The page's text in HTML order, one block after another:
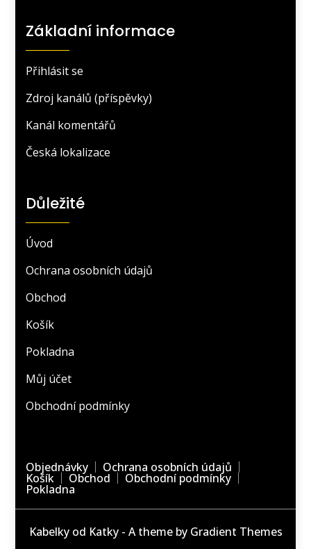
Základní informace
Přihlásit se
Zdroj kanálů (příspěvky)
Kanál komentářů
Česká lokalizace
Důležité
Úvod
Ochrana osobních údajů
Obchod
Košík
Pokladna
Můj účet
Obchodní podmínky
Objednávky Ochrana osobních údajů
Košík Obchod Obchodní podmínky
Pokladna
Kabelky od Katky - A theme by Gradient Themes